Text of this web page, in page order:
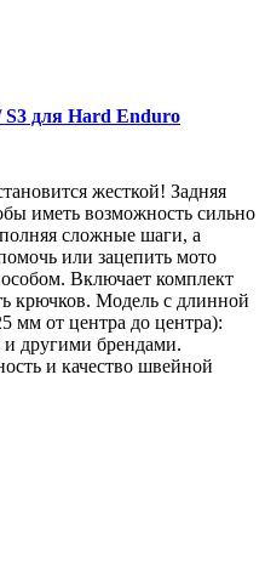
для Hard Enduro
жесткой! Задняя
иметь возможность сильно
сложные шаги, а
или зацепить мото
Включает комплект
крючков. Модель с длинной
мм от центра до центра):
и другими брендами.
и качество швейной